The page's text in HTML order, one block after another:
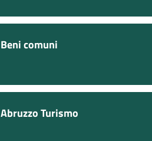
Beni comuni
Abruzzo Turismo